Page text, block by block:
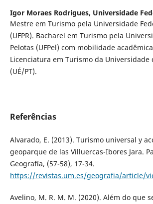
Igor Moraes Rodrigues, Universidade
Mestre em Turismo pela Universidade
(UFPR). Bacharel em Turismo pela
Pelotas (UFPel) com mobilidade
Licenciatura em Turismo da Universidade
(UÉ/PT).
Referências
Alvarado, E. (2013). Turismo universal y
geoparque de las Villuercas-Ibores Jara.
Geografía, (57-58), 17-34.
https://revistas.um.es/geografia/article/
Avelino, M. R. M. M. (2020). Além do que